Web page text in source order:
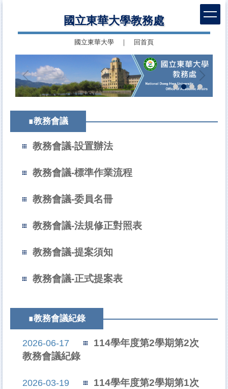
國立東華大學教務處
國立東華大學 回首頁
∎教務會議
教務會議-設置辦法
教務會議-標準作業流程
教務會議-委員名冊
教務會議-法規修正對照表
教務會議-提案須知
教務會議-正式提案表
∎教務會議紀錄
2026-06-17
114學年度第2學期第2次
教務會議紀錄
2026-03-19
114學年度第2學期第1次